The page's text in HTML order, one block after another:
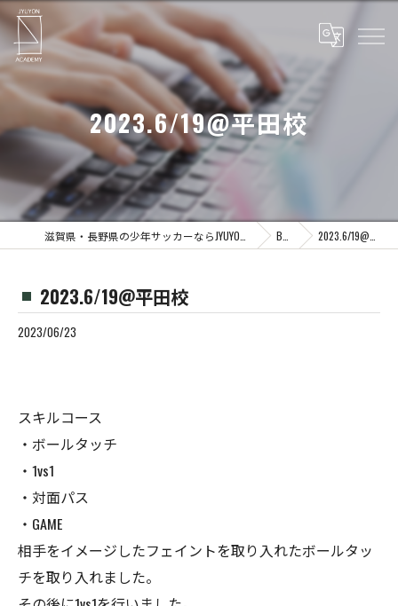
2023.6/19@平田校
Blog 2023.6/19@平田校
2023.6/19@平田校
2023/06/23
スキルコース
・ボールタッチ
・1vs1
・対面パス
・GAME
相手をイメージしたフェイントを取り入れたボールタッ
チを取り入れました。